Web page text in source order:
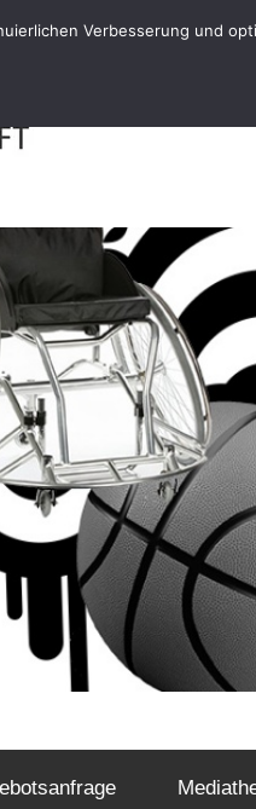
HB
–
Verbesserung und